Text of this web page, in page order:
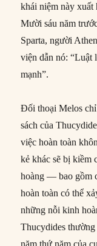
khái niệm này xuất
Mười sáu năm
Sparta, người
viện dẫn nó: “Luật
mạnh”.
Đối thoại Melos
sách của
việc hoàn toàn
kẻ khác sẽ bị kiềm
hoàng — bao gồm
hoàn toàn có thể
những nỗi kinh
Thucydides
năm thứ năm của